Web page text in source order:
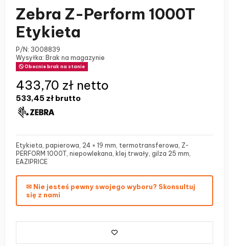
Zebra Z-Perform 1000T
Etykieta
P/N: 3008839
Wysyłka: Brak na magazynie
Obecnie brak na stanie
533,45 zł brutto
433,70 zł netto
Etykieta, papierowa, 24 × 19 mm, termotransferowa, Z-
PERFORM 1000T, niepowlekana, klej trwały, gilza 25 mm,
EAZIPRICE
✉ Nie jesteś pewny swojego wyboru? Skonsultuj
się z nami